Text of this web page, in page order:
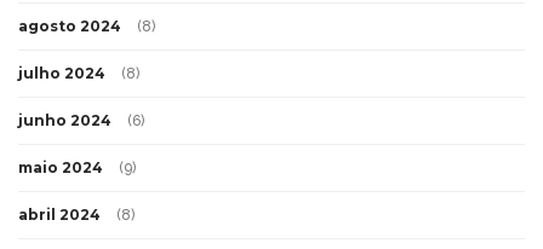
agosto 2024 (8)
julho 2024 (8)
junho 2024 (6)
maio 2024 (9)
abril 2024 (8)